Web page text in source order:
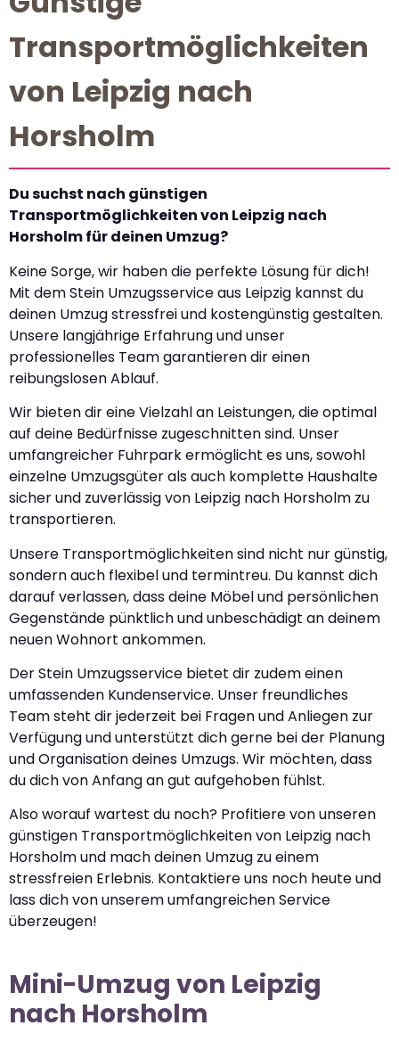
Transportmöglichkeiten
von Leipzig nach
Horsholm
Du suchst nach günstigen
Transportmöglichkeiten von Leipzig nach
Horsholm für deinen Umzug?
Keine Sorge, wir haben die perfekte Lösung für dich!
Mit dem Stein Umzugsservice aus Leipzig kannst du
deinen Umzug stressfrei und kostengünstig gestalten.
Unsere langjährige Erfahrung und unser
professionelles Team garantieren dir einen
reibungslosen Ablauf.
Wir bieten dir eine Vielzahl an Leistungen, die optimal
auf deine Bedürfnisse zugeschnitten sind. Unser
umfangreicher Fuhrpark ermöglicht es uns, sowohl
einzelne Umzugsgüter als auch komplette Haushalte
sicher und zuverlässig von Leipzig nach Horsholm zu
transportieren.
Unsere Transportmöglichkeiten sind nicht nur günstig,
sondern auch flexibel und termintreu. Du kannst dich
darauf verlassen, dass deine Möbel und persönlichen
Gegenstände pünktlich und unbeschädigt an deinem
neuen Wohnort ankommen.
Der Stein Umzugsservice bietet dir zudem einen
umfassenden Kundenservice. Unser freundliches
Team steht dir jederzeit bei Fragen und Anliegen zur
Verfügung und unterstützt dich gerne bei der Planung
und Organisation deines Umzugs. Wir möchten, dass
du dich von Anfang an gut aufgehoben fühlst.
Also worauf wartest du noch? Profitiere von unseren
günstigen Transportmöglichkeiten von Leipzig nach
Horsholm und mach deinen Umzug zu einem
stressfreien Erlebnis. Kontaktiere uns noch heute und
lass dich von unserem umfangreichen Service
überzeugen!
Mini-Umzug von Leipzig
nach Horsholm